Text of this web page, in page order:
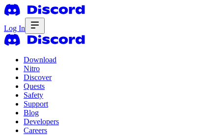
Log In
Download
Nitro
Discover
Quests
Safety
Support
Blog
Developers
Careers